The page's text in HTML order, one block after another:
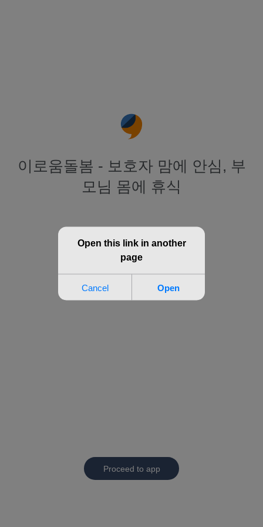
이로움돌봄 - 보호자 맘에 안심, 부
모님 몸에 휴식
Proceed to app